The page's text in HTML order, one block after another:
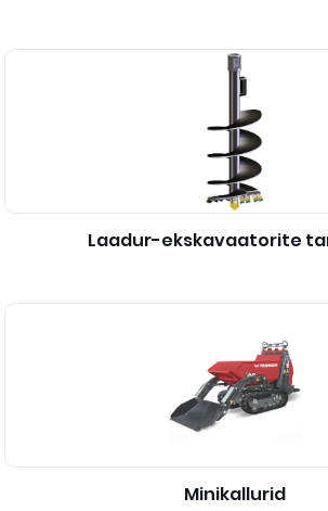
Laadur-ekskavaatorite
Minikallurid